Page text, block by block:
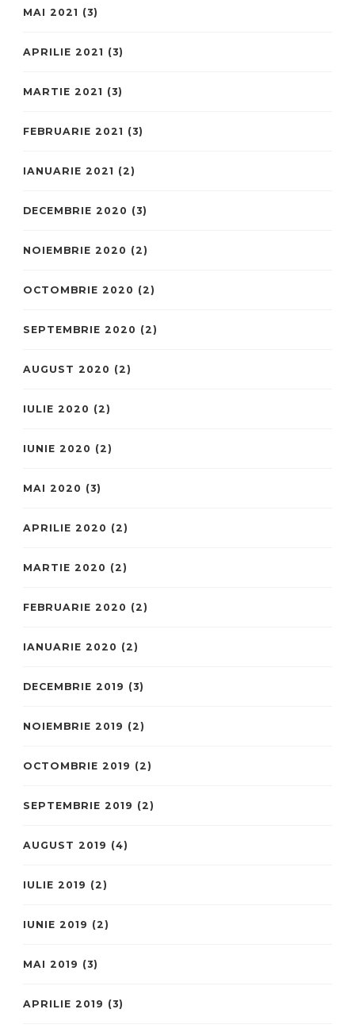
MAI 2021 (3)
APRILIE 2021 (3)
MARTIE 2021 (3)
FEBRUARIE 2021 (3)
IANUARIE 2021 (2)
DECEMBRIE 2020 (3)
NOIEMBRIE 2020 (2)
OCTOMBRIE 2020 (2)
SEPTEMBRIE 2020 (2)
AUGUST 2020 (2)
IULIE 2020 (2)
IUNIE 2020 (2)
MAI 2020 (3)
APRILIE 2020 (2)
MARTIE 2020 (2)
FEBRUARIE 2020 (2)
IANUARIE 2020 (2)
DECEMBRIE 2019 (3)
NOIEMBRIE 2019 (2)
OCTOMBRIE 2019 (2)
SEPTEMBRIE 2019 (2)
AUGUST 2019 (4)
IULIE 2019 (2)
IUNIE 2019 (2)
MAI 2019 (3)
APRILIE 2019 (3)